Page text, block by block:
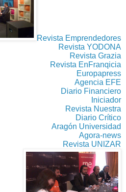
Revista Emprendedores
Revista YODONA
Revista Grazia
Revista EnFranqicia
Europapress
Agencia EFE
Diario Financiero
Iniciador
Revista Nuestra
Diario Crítico
Aragón Universidad
Agora-news
Revista UNIZAR